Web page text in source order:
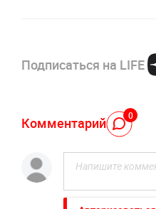
Подписаться на LIFE
Комментарий 0